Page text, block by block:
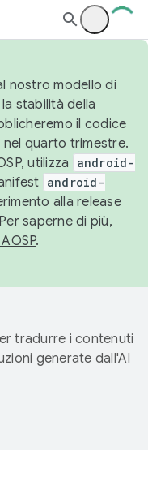
nostro modello di
stabilità della
il codice
nel quarto trimestre.
utilizza
android-
android-
alla release
saperne di più,
.
tradurre i contenuti
generate dall'AI